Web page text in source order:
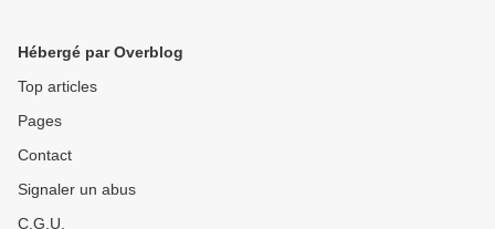
Hébergé par Overblog
Top articles
Pages
Contact
Signaler un abus
C.G.U.